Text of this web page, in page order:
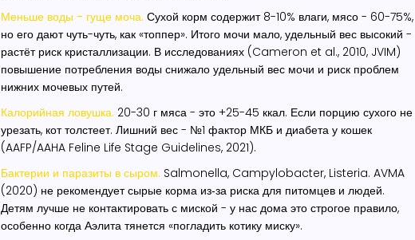
Меньше воды - гуще моча. Сухой корм содержит 8-10% влаги, мясо - 60-75%,
но его дают чуть-чуть, как «топпер». Итого мочи мало, удельный вес высокий -
растёт риск кристаллизации. В исследованиях (Cameron et al., 2010, JVIM)
повышение потребления воды снижало удельный вес мочи и риск проблем
нижних мочевых путей.
Калорийная ловушка. 20-30 г мяса - это +25-45 ккал. Если порцию сухого не
урезать, кот толстеет. Лишний вес - №1 фактор МКБ и диабета у кошек
(AAFP/AAHA Feline Life Stage Guidelines, 2021).
Бактерии и паразиты в сыром. Salmonella, Campylobacter, Listeria. AVMA
(2020) не рекомендует сырые корма из‑за риска для питомцев и людей.
Детям лучше не контактировать с миской - у нас дома это строгое правило,
особенно когда Аэлита тянется «погладить котику миску».